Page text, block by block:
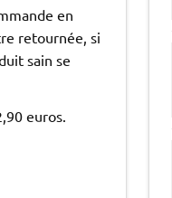
en
retournée, si
sain se
euros.